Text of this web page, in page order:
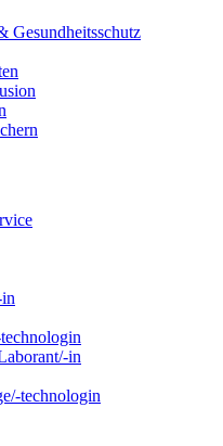
Gesundheitsschutz
in
in
technologin